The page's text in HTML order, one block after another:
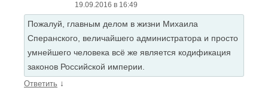
19.09.2016 в 16:49
Пожалуй, главным делом в жизни Михаила
Сперанского, величайшего администратора и просто
умнейшего человека всё же является кодификация
законов Российской империи.
Ответить ↓